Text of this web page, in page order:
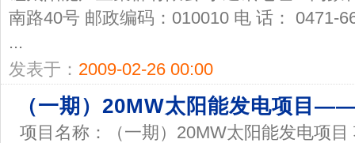
南路40号 邮政编码：010010 电 话： 0471-
...
发表于： 2009-02-26 00:00
（一期）20MW太阳能发电项目
项目名称：（一期）20MW太阳能发电项